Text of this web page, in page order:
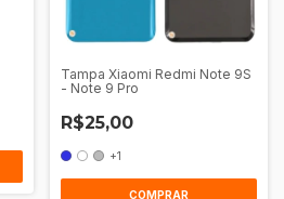
Tampa Xiaomi Redmi Note 9S
- Note 9 Pro
R$25,00
+1
COMPRAR